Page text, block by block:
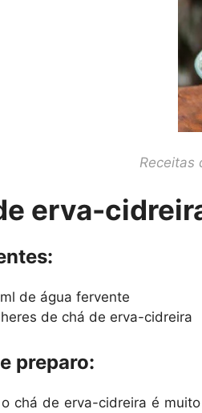
Receitas
erva-
de água fervente
de chá de erva-cidreira
preparo:
chá de erva-cidreira é